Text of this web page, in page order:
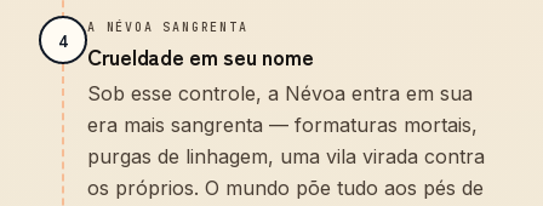
4
A NÉVOA SANGRENTA
Crueldade em seu nome
Sob esse controle, a Névoa entra em sua
era mais sangrenta — formaturas mortais,
purgas de linhagem, uma vila virada contra
os próprios. O mundo põe tudo aos pés de